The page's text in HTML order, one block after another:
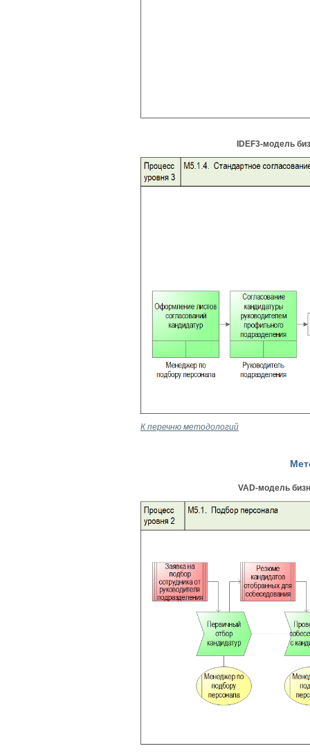
IDEF3-модель
К перечню методологий
VAD-модель